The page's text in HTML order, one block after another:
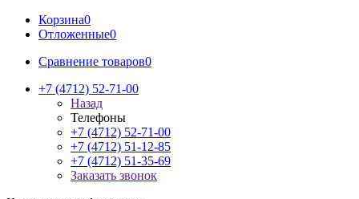
Корзина0
Отложенные0
Сравнение товаров0
+7 (4712) 52-71-00
Назад
Телефоны
+7 (4712) 52-71-00
+7 (4712) 51-12-85
+7 (4712) 51-35-69
Заказать звонок